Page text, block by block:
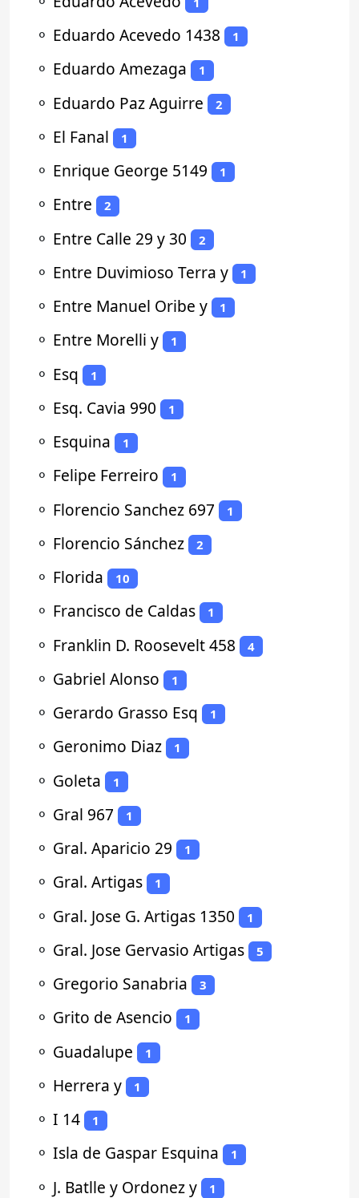
⚬ Eduardo Acevedo 1438 1
⚬ Eduardo Amezaga 1
⚬ Eduardo Paz Aguirre 2
⚬ El Fanal 1
⚬ Enrique George 5149 1
⚬ Entre 2
⚬ Entre Calle 29 y 30 2
⚬ Entre Duvimioso Terra y 1
⚬ Entre Manuel Oribe y 1
⚬ Entre Morelli y 1
⚬ Esq 1
⚬ Esq. Cavia 990 1
⚬ Esquina 1
⚬ Felipe Ferreiro 1
⚬ Florencio Sanchez 697 1
⚬ Florencio Sánchez 2
⚬ Florida 10
⚬ Francisco de Caldas 1
⚬ Franklin D. Roosevelt 458 4
⚬ Gabriel Alonso 1
⚬ Gerardo Grasso Esq 1
⚬ Geronimo Diaz 1
⚬ Goleta 1
⚬ Gral 967 1
⚬ Gral. Aparicio 29 1
⚬ Gral. Artigas 1
⚬ Gral. Jose G. Artigas 1350 1
⚬ Gral. Jose Gervasio Artigas 5
⚬ Gregorio Sanabria 3
⚬ Grito de Asencio 1
⚬ Guadalupe 1
⚬ Herrera y 1
⚬ I 14 1
⚬ Isla de Gaspar Esquina 1
⚬ J. Batlle y Ordonez y 1